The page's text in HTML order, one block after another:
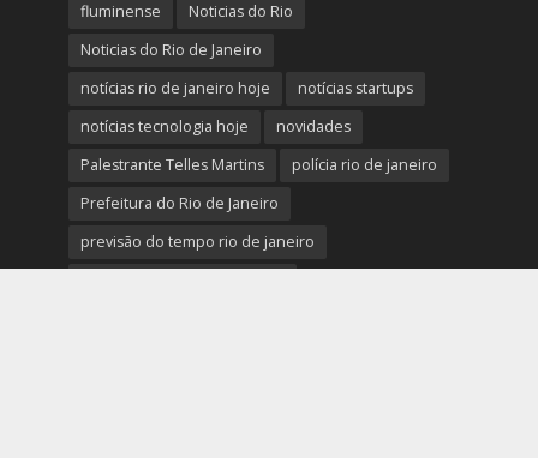
fluminense
Noticias do Rio
Noticias do Rio de Janeiro
notícias rio de janeiro hoje
notícias startups
notícias tecnologia hoje
novidades
Palestrante Telles Martins
polícia rio de janeiro
Prefeitura do Rio de Janeiro
previsão do tempo rio de janeiro